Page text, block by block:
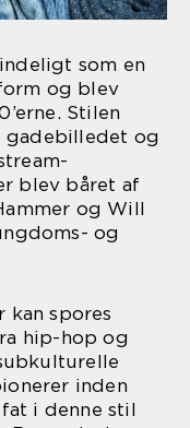
som en
og blev
Stilen
og
blev båret af
og Will
og
spores
hip-hop og
inden
i denne stil